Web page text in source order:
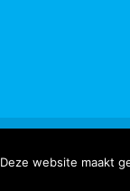
Deze website maakt